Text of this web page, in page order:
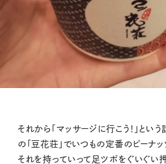
それから「マッサージに行こう！」とい
の「豆花荘」でいつもの定番のピーナッ
それを持っていって足ツボをぐいぐい